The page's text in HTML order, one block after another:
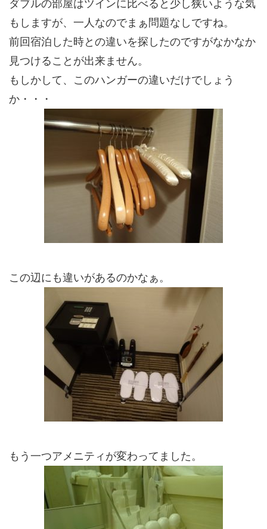
ダブルの部屋はツインに比べると少し狭いような気
もしますが、一人なのでまぁ問題なしですね。
前回宿泊した時との違いを探したのですがなかなか
見つけることが出来ません。
もしかして、このハンガーの違いだけでしょう
か・・・
この辺にも違いがあるのかなぁ。
もう一つアメニティが変わってました。